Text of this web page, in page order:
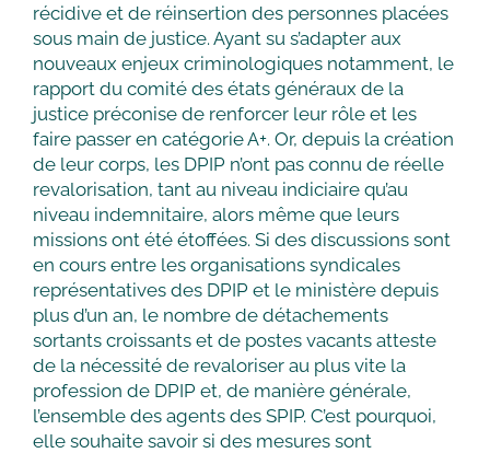
récidive et de réinsertion des personnes placées
sous main de justice. Ayant su s’adapter aux
nouveaux enjeux criminologiques notamment, le
rapport du comité des états généraux de la
justice préconise de renforcer leur rôle et les
faire passer en catégorie A+. Or, depuis la création
de leur corps, les DPIP n’ont pas connu de réelle
revalorisation, tant au niveau indiciaire qu’au
niveau indemnitaire, alors même que leurs
missions ont été étoffées. Si des discussions sont
en cours entre les organisations syndicales
représentatives des DPIP et le ministère depuis
plus d’un an, le nombre de détachements
sortants croissants et de postes vacants atteste
de la nécessité de revaloriser au plus vite la
profession de DPIP et, de manière générale,
l’ensemble des agents des SPIP. C’est pourquoi,
elle souhaite savoir si des mesures sont